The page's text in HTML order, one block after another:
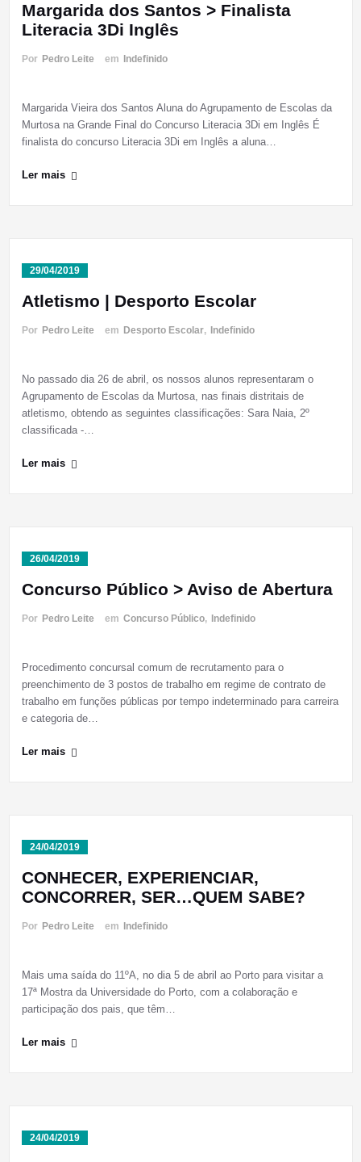
Margarida dos Santos > Finalista
Literacia 3Di Inglês
Por Pedro Leite em Indefinido
Margarida Vieira dos Santos Aluna do Agrupamento de Escolas da
Murtosa na Grande Final do Concurso Literacia 3Di em Inglês É
finalista do concurso Literacia 3Di em Inglês a aluna…
Ler mais
29/04/2019
Atletismo | Desporto Escolar
Por Pedro Leite em Desporto Escolar, Indefinido
No passado dia 26 de abril, os nossos alunos representaram o
Agrupamento de Escolas da Murtosa, nas finais distritais de
atletismo, obtendo as seguintes classificações: Sara Naia, 2º
classificada -…
Ler mais
26/04/2019
Concurso Público > Aviso de Abertura
Por Pedro Leite em Concurso Público, Indefinido
Procedimento concursal comum de recrutamento para o
preenchimento de 3 postos de trabalho em regime de contrato de
trabalho em funções públicas por tempo indeterminado para carreira
e categoria de…
Ler mais
24/04/2019
CONHECER, EXPERIENCIAR,
CONCORRER, SER…QUEM SABE?
Por Pedro Leite em Indefinido
Mais uma saída do 11ºA, no dia 5 de abril ao Porto para visitar a
17ª Mostra da Universidade do Porto, com a colaboração e
participação dos pais, que têm…
Ler mais
24/04/2019